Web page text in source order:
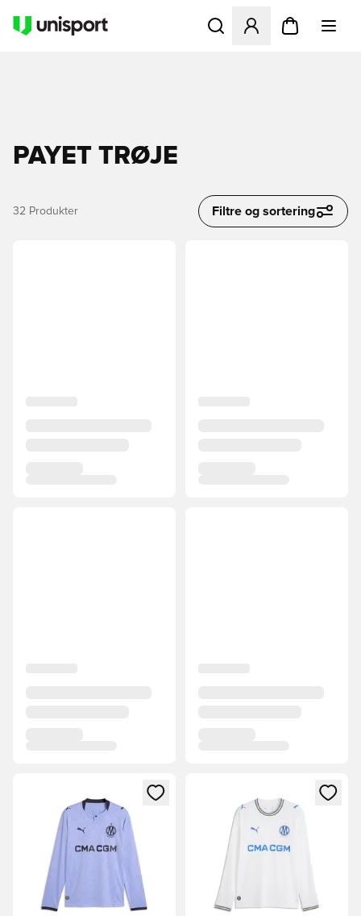
Åbner en Modal til at
PAYET TRØJE
32 Produkter Filtre og sortering
Åbner en Modal til at logge ind eller tilmelde dig som
Åbner en Modal til at logge